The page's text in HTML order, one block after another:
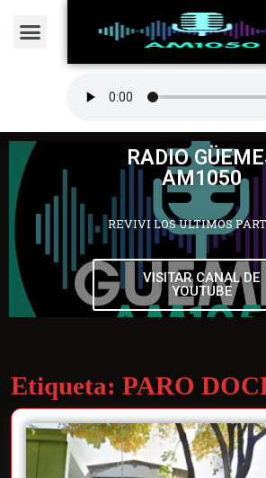
RADIO
AM1050
REVIVI LOS ULTIMOS
VISITAR CANAL DE
YOUTUBE
Etiqueta: PARO